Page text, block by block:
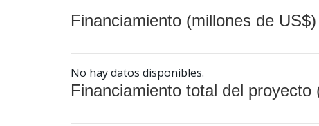
Financiamiento (millones de US$)
No hay datos disponibles.
Financiamiento total del proyecto